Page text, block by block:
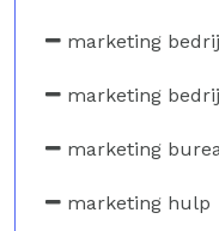
marketing
marketing
marketing
marketing hulp